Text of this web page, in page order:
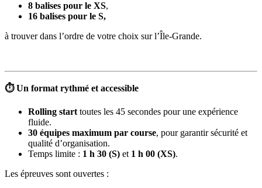
8 balises pour le XS,
16 balises pour le S,
à trouver dans l’ordre de votre choix sur l’Île-Grande.
⏱️ Un format rythmé et accessible
Rolling starttoutes les 45 secondes pour une expérience
fluide.
30 équipes maximum par course, pour garantir sécurité et
qualité d’organisation.
Temps limite : 1 h 30 (S) et 1 h 00 (XS).
Les épreuves sont ouvertes :